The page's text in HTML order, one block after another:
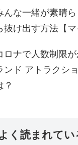
んな一緒が素晴
抜け出す方法【マ
ロナで人数制限
ンド アトラクシ
？
く読まれてい